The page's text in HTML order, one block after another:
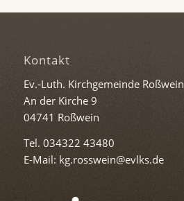
Kontakt
Ev.-Luth. Kirchgemeinde Roßwein
An der Kirche 9
04741 Roßwein
Tel. 034322 43480
E-Mail: kg.rosswein@evlks.de